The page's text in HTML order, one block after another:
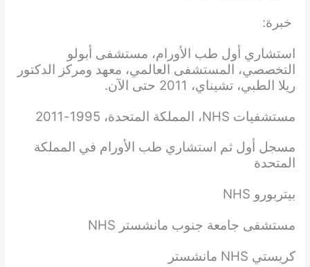
خبرة:
استشاري أول طب الأورام، مستشفى أبولو
التخصصي، المستشفى العالمي، معهد ومركز الدكتور
ريلا الطبي، تشيناي، 2011 حتى الآن.
مستشفيات NHS، المملكة المتحدة، 1995-2011
مسجل أول ثم استشاري طب الأورام في المملكة
المتحدة
بيتربورو NHS
مستشفى جامعة جنوب مانشستر NHS
كريستي NHS مانشستر